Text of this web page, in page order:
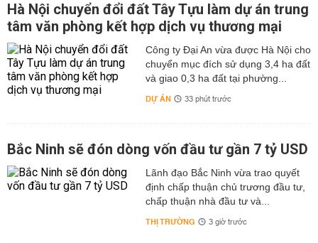
Hà Nội chuyển đổi đất Tây Tựu làm dự án trung
tâm văn phòng kết hợp dịch vụ thương mại
Công ty Đại An vừa được Hà Nội cho
chuyển mục đích sử dụng 3,4 ha đất
và giao 0,3 ha đất tại phường...
DỰ ÁN 33 phút trước
Bắc Ninh sẽ đón dòng vốn đầu tư gần 7 tỷ USD
Lãnh đạo Bắc Ninh vừa trao quyết
định chấp thuận chủ trương đầu tư,
chấp thuận nhà đầu tư và...
THỊ TRƯỜNG 3 giờ trước